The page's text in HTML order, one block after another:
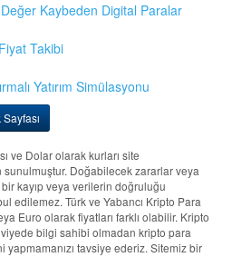
Kaybeden Digital Paralar
Takibi
Yatırım Simülasyonu
ve Dolar olarak kurları site
Doğabilecek zararlar veya
kayıp veya verilerin doğruluğu
edilemez. Türk ve Yabancı Kripto Para
Euro olarak fiyatları farklı olabilir. Kripto
bilgi sahibi olmadan kripto para
yapmamanızı tavsiye ederiz. Sitemiz bir